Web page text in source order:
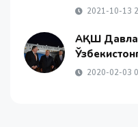
2021-10-13
АҚШ
2020-02-03